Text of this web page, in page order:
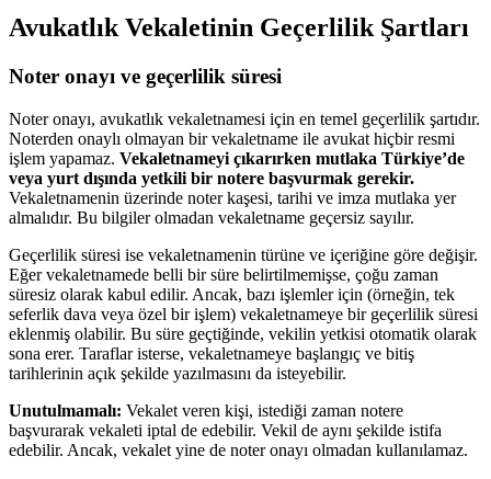
Avukatlık Vekaletinin Geçerlilik Şartları
Noter onayı ve geçerlilik süresi
Noter onayı, avukatlık vekaletnamesi için en temel geçerlilik şartıdır.
Noterden onaylı olmayan bir vekaletname ile avukat hiçbir resmi
işlem yapamaz. Vekaletnameyi çıkarırken mutlaka Türkiye’de
veya yurt dışında yetkili bir notere başvurmak gerekir.
Vekaletnamenin üzerinde noter kaşesi, tarihi ve imza mutlaka yer
almalıdır. Bu bilgiler olmadan vekaletname geçersiz sayılır.
Geçerlilik süresi ise vekaletnamenin türüne ve içeriğine göre değişir.
Eğer vekaletnamede belli bir süre belirtilmemişse, çoğu zaman
süresiz olarak kabul edilir. Ancak, bazı işlemler için (örneğin, tek
seferlik dava veya özel bir işlem) vekaletnameye bir geçerlilik süresi
eklenmiş olabilir. Bu süre geçtiğinde, vekilin yetkisi otomatik olarak
sona erer. Taraflar isterse, vekaletnameye başlangıç ve bitiş
tarihlerinin açık şekilde yazılmasını da isteyebilir.
Unutulmamalı: Vekalet veren kişi, istediği zaman notere
başvurarak vekaleti iptal de edebilir. Vekil de aynı şekilde istifa
edebilir. Ancak, vekalet yine de noter onayı olmadan kullanılamaz.